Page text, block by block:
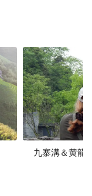
九寨溝＆黄